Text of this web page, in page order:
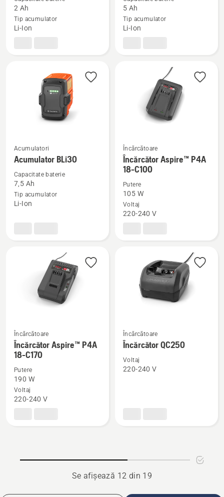
detalii
despre
2 Ah
Tip acumulator
Li-Ion
detalii
despre
5 Ah
Tip acumulator
Li-Ion
Vezi
multe
detalii
despre
Acumulatori
Acumulator BLi30
Capacitate baterie
7,5 Ah
Tip acumulator
Li-Ion
Vezi
mai
multe
detalii
despre
Încărcător
Încărcătoare
Încărcător Aspire™ P4A
18-C100
Putere
105 W
Voltaj
220-240 V
Vezi
mai
multe
detalii
despre
Încărcător
Încărcătoare
Încărcător Aspire™ P4A
18-C170
Putere
190 W
Voltaj
220-240 V
Vezi
multe
Încărcătoare
Încărcător QC250
Voltaj
220-240 V
Se afișează 12 din 19